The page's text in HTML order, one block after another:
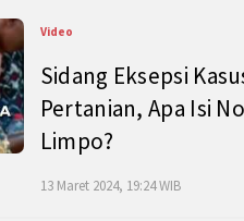
Video
Sidang Eksepsi
Pertanian, Apa Isi
Limpo?
13 Maret 2024, 19:24 WIB